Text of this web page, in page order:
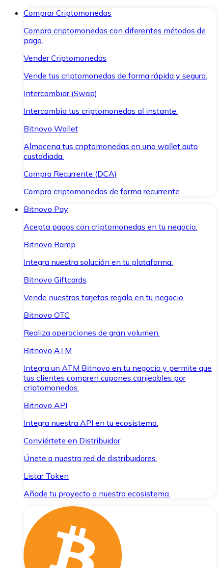
Comprar Criptomonedas
Compra criptomonedas con diferentes métodos de
pago.
Vender Criptomonedas
Vende tus criptomonedas de forma rápida y segura.
Intercambiar (Swap)
Intercambia tus criptomonedas al instante.
Bitnovo Wallet
Almacena tus criptomonedas en una wallet auto
custodiada.
Compra Recurrente (DCA)
Compra criptomonedas de forma recurrente.
Bitnovo Pay
Acepta pagos con criptomonedas en tu negocio.
Bitnovo Ramp
Integra nuestra solución en tu plataforma.
Bitnovo Giftcards
Vende nuestras tarjetas regalo en tu negocio.
Bitnovo OTC
Realiza operaciones de gran volumen.
Bitnovo ATM
Integra un ATM Bitnovo en tu negocio y permite que
tus clientes compren cupones canjeables por
criptomonedas.
Bitnovo API
Integra nuestra API en tu ecosistema.
Conviértete en Distribuidor
Únete a nuestra red de distribuidores.
Listar Token
Añade tu proyecto a nuestro ecosistema.